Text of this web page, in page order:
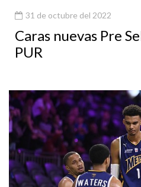
31 de octubre del 2022
Caras nuevas Pre
PUR